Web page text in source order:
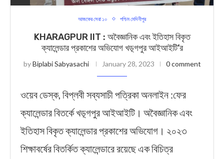
আজকের সেরা ১০ পশ্চিম মেদিনীপুর
KHARAGPUR IIT : অবৈজ্ঞানিক এবং ইতিহাস বিকৃত
ক্যালেন্ডার প্রকাশের অভিযোগ খড়্গপুর আইআইটি’র
byBiplabi Sabyasachi January 28, 2023 0 comment
ওয়েব ডেস্ক, বিপ্লবী সব্যসাচী পত্রিকা অনলাইন :ফের
ক্যালেন্ডার বিতর্কে খড়্গপুর আইআইটি। অবৈজ্ঞানিক এবং
ইতিহাস বিকৃত ক্যালেন্ডার প্রকাশের অভিযোগ। ২০২৩
শিক্ষাবর্ষের বিতর্কিত ক্যালেন্ডারে রয়েছে এক বিচিত্র